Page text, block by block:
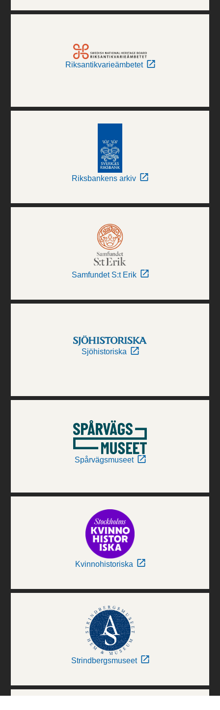
Riksantikvarieämbetet
Riksbankens arkiv
Samfundet S:t Erik
Sjöhistoriska
Spårvägsmuseet
Kvinnohistoriska
Strindbergsmuseet